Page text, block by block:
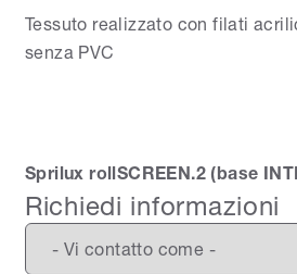
Tessuto realizzato con filati
senza PVC
Sprilux rollSCREEN.2 (base
Richiedi informazioni